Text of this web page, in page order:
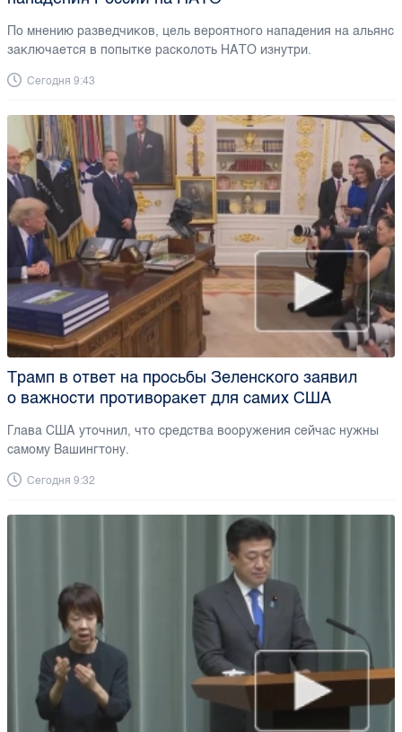
По мнению разведчиков, цель вероятного нападения на альянс
заключается в попытке расколоть НАТО изнутри.
Сегодня 9:43
Трамп в ответ на просьбы Зеленского заявил
о важности противоракет для самих США
Глава США уточнил, что средства вооружения сейчас нужны
самому Вашингтону.
Сегодня 9:32